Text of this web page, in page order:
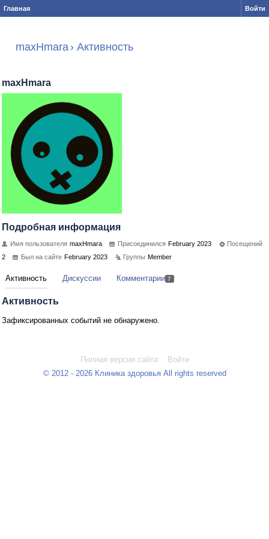
Главная Войти
maxHmara › Активность
maxHmara
Подробная информация
Имя пользователя maxHmara Присоединился February 2023
Посещений
2
Был на сайте February 2023 Группы Member
Активность Дискуссии Комментарии 7
Активность
Зафиксированных событий не обнаружено.
Полная версия сайта
Войти
© 2012 - 2026 Клиника здоровья All rights reserved